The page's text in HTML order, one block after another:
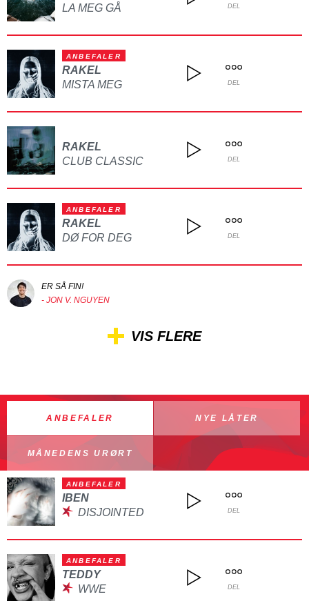
LA MEG GÅ
DEL
ANBEFALER
RAKEL
MISTA MEG
DEL
RAKEL
CLUB CLASSIC
DEL
ANBEFALER
RAKEL
DØ FOR DEG
DEL
ER SÅ FIN!
- JON V. NGUYEN
VIS FLERE
ANBEFALER NYE LÅTER
MÅNEDENS URØRT
ANBEFALER
IBEN
DISJOINTED
DEL
ANBEFALER
TEDDY
WWE
DEL